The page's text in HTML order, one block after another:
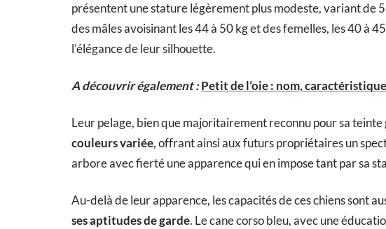
présentent une stature légèrement plus modeste, variant de
des mâles avoisinant les 44 à 50 kg et des femelles, les 40 à
l’élégance de leur silhouette.
A découvrir également :Petit de l’oie : nom,
Leur pelage, bien que majoritairement reconnu pour sa
couleurs variée, offrant ainsi aux futurs propriétaires un
arbore avec fierté une apparence qui en impose tant par sa
Au-delà de leur apparence, les capacités de ces chiens sont
ses aptitudes de garde. Le cane corso bleu, avec une